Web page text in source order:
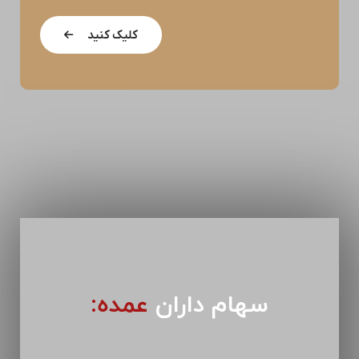
کلیک کنید
سهام داران عمده: